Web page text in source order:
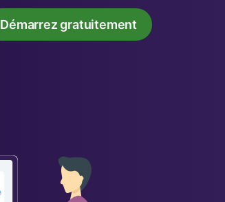
Démarrez gratuitement